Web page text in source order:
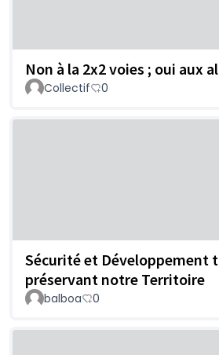
Non à la 2x2 voies ; oui aux
Collectif 0
Sécurité et Développement
préservant notre Territoire
balboa 0